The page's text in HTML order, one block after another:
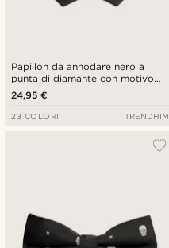
Papillon da annodare nero a
punta di diamante con motivo
gros-grain
24,95 €
23 COLORI TRENDHIM